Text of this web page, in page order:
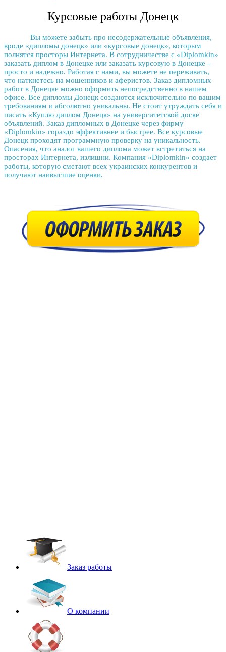
Курсовые работы Донецк
Вы можете забыть про несодержательные объявления,
вроде «дипломы донецк» или «курсовые донецк», которым
полнятся просторы Интернета. В сотрудничестве с «Diplomkin»
заказать диплом в Донецке или заказать курсовую в Донецке –
просто и надежно. Работая с нами, вы можете не переживать,
что наткнетесь на мошенников и аферистов. Заказ дипломных
работ в Донецке можно оформить непосредственно в нашем
офисе. Все дипломы Донецк создаются исключительно по вашим
требованиям и абсолютно уникальны. Не стоит утруждать себя и
писать «Куплю диплом Донецк» на университетской доске
объявлений. Заказ дипломных в Донецке через фирму
«Diplomkin» гораздо эффективнее и быстрее. Все курсовые
Донецк проходят программную проверку на уникальность.
Опасения, что аналог вашего диплома может встретиться на
просторах Интернета, излишни. Компания «Diplomkin» создает
работы, которую сметают всех украинских конкурентов и
получают наивысшие оценки.
Заказ работы
О компании